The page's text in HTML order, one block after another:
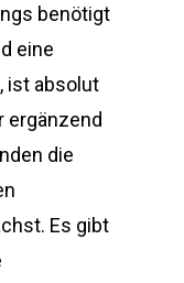
benötigt
eine
ist absolut
ergänzend
die
Es gibt